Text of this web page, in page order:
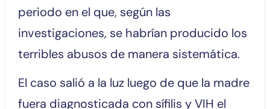
periodo en el que, según las
investigaciones, se habrían producido los
terribles abusos de manera sistemática.
El caso salió a la luz luego de que la madre
fuera diagnosticada con sífilis y VIH el